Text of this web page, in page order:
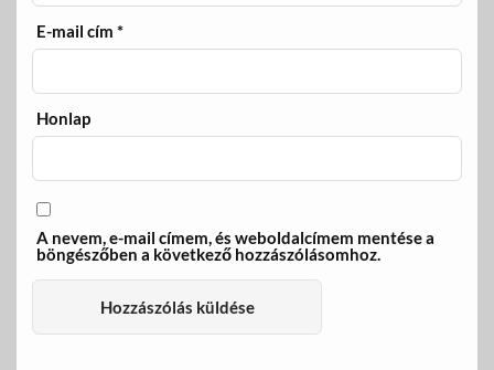
E-mail cím*
Honlap
A nevem, e-mail címem, és weboldalcímem mentése a
böngészőben a következő hozzászólásomhoz.